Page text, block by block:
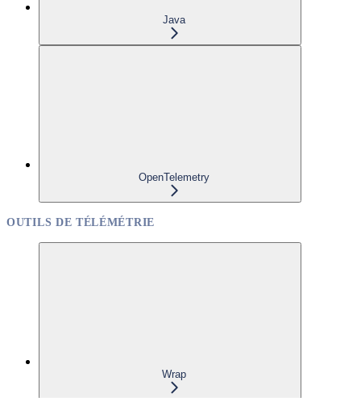
Java
OpenTelemetry
OUTILS DE TÉLÉMÉTRIE
Wrap